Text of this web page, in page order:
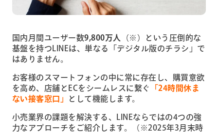
国内月間ユーザー数9,800万人
（※）という圧倒的な
基盤を持つLINEは、単なる「デジタル版のチラシ」で
はありません。
お客様のスマートフォンの中に常に存在し、購買意欲
を高め、店舗とECをシームレスに繋ぐ
「24時間休ま
ない接客窓口」
として機能します。
小売業界の課題を解決する、LINEならではの4つの強
力なアプローチをご紹介します。（※2025年3月末時